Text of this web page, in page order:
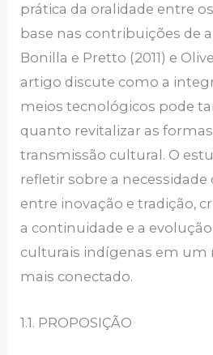
prática da oralidade entre
base nas contribuições de
Bonilla e Pretto (2011) e
artigo discute como a
meios tecnológicos pode
quanto revitalizar as
transmissão cultural. O
refletir sobre a
entre inovação e tradição,
a continuidade e a
culturais indígenas em um
mais conectado.
1.1. PROPOSIÇÃO